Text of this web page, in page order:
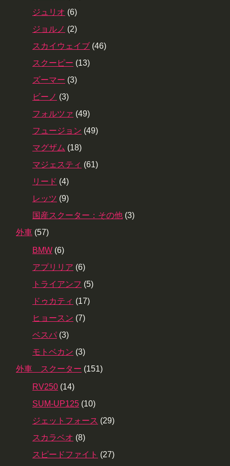
ジュリオ (6)
ジョルノ (2)
スカイウェイブ (46)
スクーピー (13)
ズーマー (3)
ビーノ (3)
フォルツァ (49)
フュージョン (49)
マグザム (18)
マジェスティ (61)
リード (4)
レッツ (9)
国産スクーター：その他 (3)
外車 (57)
BMW (6)
アプリリア (6)
トライアンフ (5)
ドゥカティ (17)
ヒョースン (7)
ベスパ (3)
モトベカン (3)
外車 スクーター (151)
RV250 (14)
SUM-UP125 (10)
ジェットフォース (29)
スカラベオ (8)
スピードファイト (27)